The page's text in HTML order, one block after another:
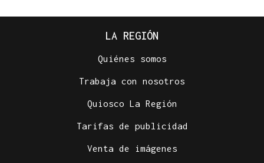
LA REGIÓN
Quiénes somos
Trabaja con nosotros
Quiosco La Región
Tarifas de publicidad
Venta de imágenes